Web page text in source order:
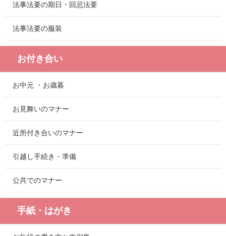
法事法要の期日・回忌法要
法事法要の服装
お付き合い
お中元 ・お歳暮
お見舞いのマナー
近所付き合いのマナー
引越し手続き・準備
公共でのマナー
手紙・はがき